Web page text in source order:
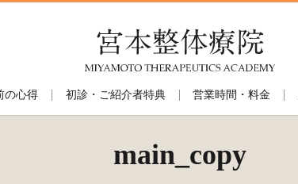
の心得 初診・ご紹介者特典 営業時間・料金
main_copy